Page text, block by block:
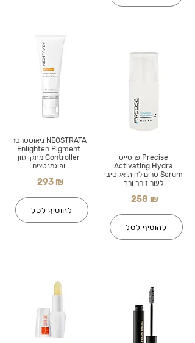
NEOSTRATA ניאוסטרטה
Enlighten Pigment
Controller מתקן גוון
ופיגמנטציה
293 ₪
להוסיף לסל
Precise פרסייס
Activating Hydra
Serum סרום לחות אקטיבי
לעור זוהר ורך
258 ₪
להוסיף לסל